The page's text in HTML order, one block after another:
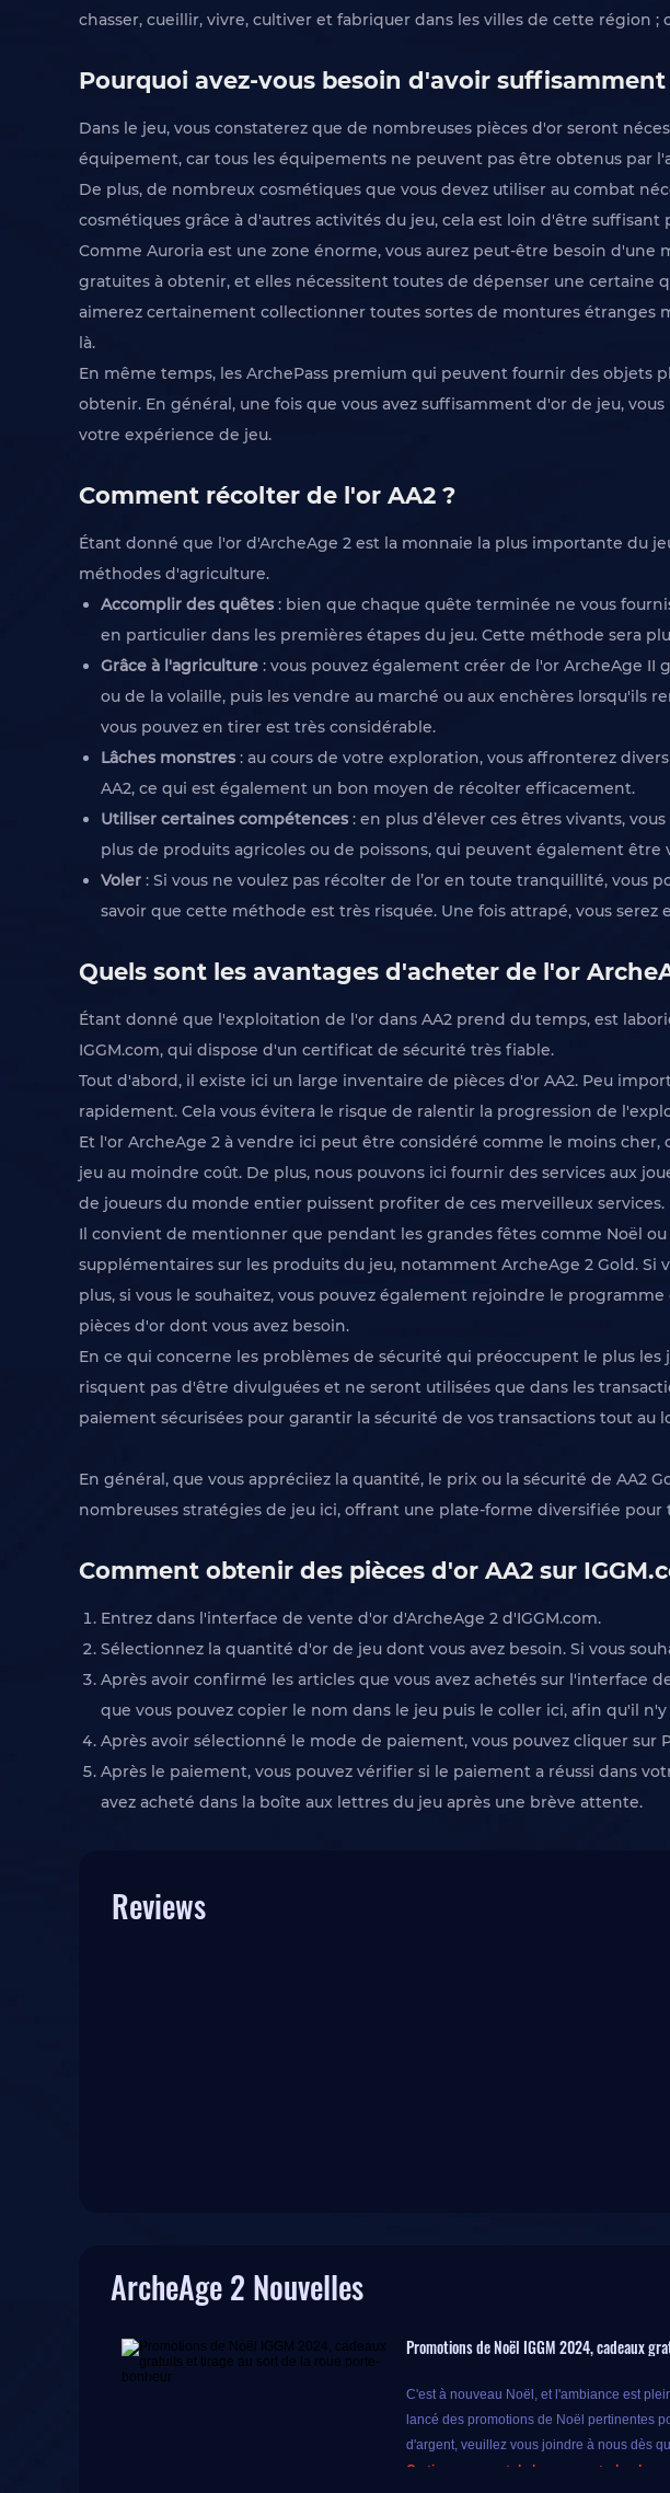
chasser, cueillir, vivre, cultiver et fabriquer dans les villes de cette région
Pourquoi avez-vous besoin d'avoir
Dans le jeu, vous constaterez que de nombreuses pièces d'or seront
équipement, car tous les équipements ne peuvent pas être obtenus par
De plus, de nombreux cosmétiques que vous devez utiliser au combat
cosmétiques grâce à d'autres activités du jeu, cela est loin d'être
Comme Auroria est une zone énorme, vous aurez peut-être besoin
gratuites à obtenir, et elles nécessitent toutes de dépenser une certaine
aimerez certainement collectionner toutes sortes de montures étranges
là.
En même temps, les ArchePass premium qui peuvent fournir des objets
obtenir. En général, une fois que vous avez suffisamment d'or de jeu,
votre expérience de jeu.
Comment récolter de l'or AA2 ?
Étant donné que l'or d'ArcheAge 2 est la monnaie la plus importante du
méthodes d'agriculture.
Accomplir des quêtes : bien que chaque quête terminée ne vous
en particulier dans les premières étapes du jeu. Cette méthode sera
Grâce à l'agriculture : vous pouvez également créer de l'or ArcheAge II
ou de la volaille, puis les vendre au marché ou aux enchères
vous pouvez en tirer est très considérable.
Lâches monstres : au cours de votre exploration, vous affronterez
AA2, ce qui est également un bon moyen de récolter efficacement.
Utiliser certaines compétences : en plus d’élever ces êtres vivants,
plus de produits agricoles ou de poissons, qui peuvent également être
Voler : Si vous ne voulez pas récolter de l’or en toute tranquillité, vous
savoir que cette méthode est très risquée. Une fois attrapé, vous serez
Quels sont les avantages d'acheter de l'or
Étant donné que l'exploitation de l'or dans AA2 prend du temps, est
IGGM.com, qui dispose d'un certificat de sécurité très fiable.
Tout d'abord, il existe ici un large inventaire de pièces d'or AA2. Peu
rapidement. Cela vous évitera le risque de ralentir la progression de
Et l'or ArcheAge 2 à vendre ici peut être considéré comme le moins
jeu au moindre coût. De plus, nous pouvons ici fournir des services aux
de joueurs du monde entier puissent profiter de ces merveilleux services.
Il convient de mentionner que pendant les grandes fêtes comme Noël
supplémentaires sur les produits du jeu, notamment ArcheAge 2 Gold. Si
plus, si vous le souhaitez, vous pouvez également rejoindre le
pièces d'or dont vous avez besoin.
En ce qui concerne les problèmes de sécurité qui préoccupent le plus
risquent pas d'être divulguées et ne seront utilisées que dans les
paiement sécurisées pour garantir la sécurité de vos transactions tout au
En général, que vous appréciiez la quantité, le prix ou la sécurité de AA2
nombreuses stratégies de jeu ici, offrant une plate-forme diversifiée pour
Comment obtenir des pièces d'or AA2 sur
Entrez dans l'interface de vente d'or d'ArcheAge 2 d'IGGM.com.
Sélectionnez la quantité d'or de jeu dont vous avez besoin. Si vous
Après avoir confirmé les articles que vous avez achetés sur
que vous pouvez copier le nom dans le jeu puis le coller ici, afin qu'il
Après avoir sélectionné le mode de paiement, vous pouvez cliquer
Après le paiement, vous pouvez vérifier si le paiement a réussi dans
avez acheté dans la boîte aux lettres du jeu après une brève attente.
Reviews
ArcheAge 2 Nouvelles
Promotions de Noël IGGM 2024, cadeaux
C'est à nouveau Noël, et l'ambiance est
lancé des promotions de Noël pertinentes
d'argent, veuillez vous joindre à nous dès
Ce tirage au sort de la roue porte-